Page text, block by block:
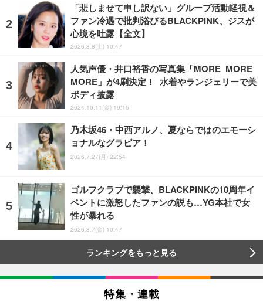
「悲しませて申し訳ない」グループ活動軽視＆
ファン冷遇で批判浴びるBLACKPINK、ジスが
心境を吐露【全文】
2026.8.8(土) 10:47
人気声優・井口裕香の写真集「MORE MORE
MORE」が4刷決定！ 水着やランジェリーで美
ボディ披露
2024.10.11(金) 19:15
乃木坂46・中西アルノ、夏ならではのエモーシ
ョナルなグラビア！
2026.7.27(月) 22:54
ゴルフクラブで襲撃、BLACKPINKの10周年イ
ベントに激怒したファンの説も…YG本社で女
性が暴れる
2026.8.7(金) 10:47
ランキングをもっと見る
特集・連載